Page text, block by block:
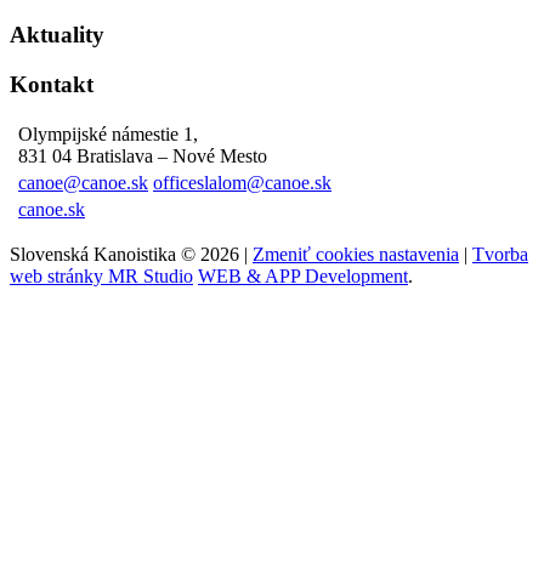
Aktuality
Kontakt
Olympijské námestie 1,
831 04 Bratislava – Nové Mesto
canoe@canoe.sk officeslalom@canoe.sk
canoe.sk
Slovenská Kanoistika © 2026 | Zmeniť cookies nastavenia
Tvorba
web stránky MR Studio WEB & APP Development.